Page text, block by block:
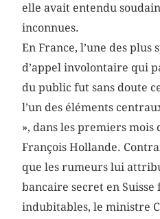
elle avait entendu
inconnues.
En France, l’une des
d’appel involontaire qui
du public fut sans doute
l’un des éléments
», dans les premiers mois
François Hollande.
que les rumeurs lui
bancaire secret en
indubitables, le ministre